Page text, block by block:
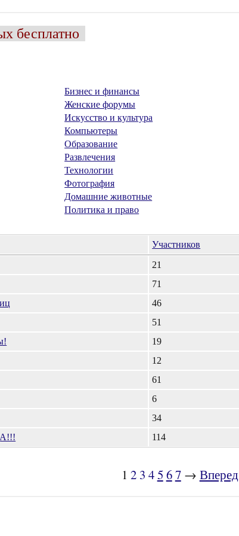
бесплатно
Бизнес и финансы
Женские форумы
Искусство и культура
Компьютеры
Образование
Развлечения
Технологии
Фотография
Домашние животные
Политика и право
Участников
21
71
46
51
19
12
61
6
34
114
1 2 3 45 67 → Вперед